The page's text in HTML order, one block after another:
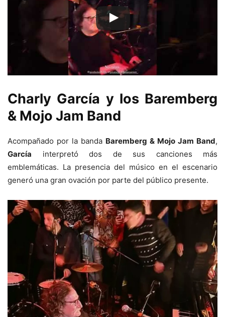
Charly García y los Baremberg
& Mojo Jam Band
Acompañado por la banda Baremberg & Mojo Jam Band,
García interpretó dos de sus canciones más
emblemáticas. La presencia del músico en el escenario
generó una gran ovación por parte del público presente.